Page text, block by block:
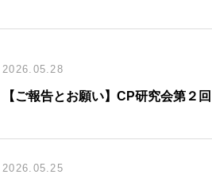
2026.05.28
【ご報告とお願い】CP研究会第２
2026.05.25